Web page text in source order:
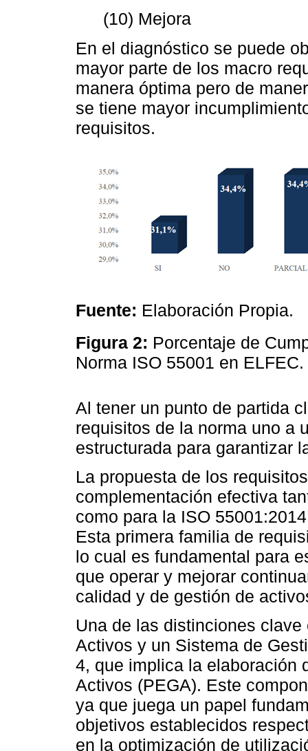
(10) Mejora
En el diagnóstico se puede
mayor parte de los macro
manera óptima pero de
se tiene mayor
requisitos.
Fuente: Elaboración Propia.
Figura 2: Porcentaje de
Norma ISO 55001 en ELFEC.
Al tener un punto de partida
requisitos de la norma uno a
estructurada para garantizar
La propuesta de los
complementación efectiva
como para la ISO
Esta primera familia de
lo cual es fundamental para
que operar y mejorar
calidad y de gestión de
Una de las distinciones
Activos y un Sistema de
4, que implica la elaboración
Activos (PEGA). Este
ya que juega un papel
objetivos establecidos
en la optimización de